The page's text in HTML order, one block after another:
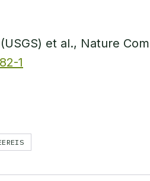
et al., Nature
1